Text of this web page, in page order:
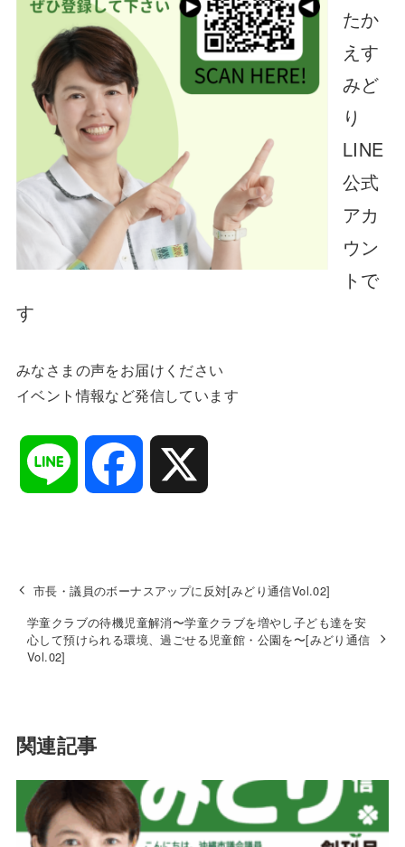
たか
えす
みど
り
LINE
公式
アカ
ウン
トで
す
みなさまの声をお届けください
イベント情報など発信しています
e e
o
市長・議員のボーナスアップに反対[みどり通信Vol.02]
学童クラブの待機児童解消〜学童クラブを増やし子ども達を安
心して預けられる環境、過ごせる児童館・公園を〜[みどり通信
Vol.02]
関連記事